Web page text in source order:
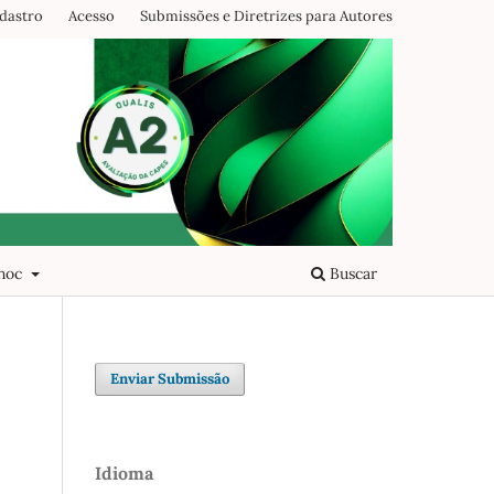
Buscar
Acesso Submissões e Diretrizes para Autores
Enviar Submissão
Idioma